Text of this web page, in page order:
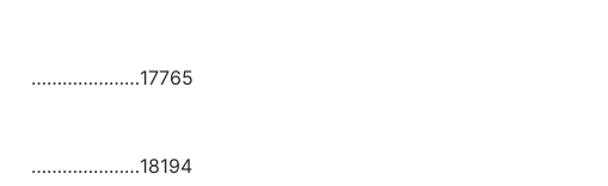
…………………17765
…………………18194